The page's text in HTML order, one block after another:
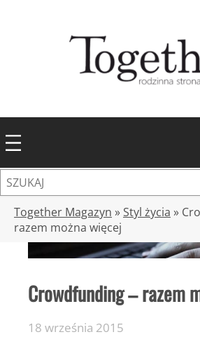
z
Together Magazyn » Styl życia »
razem można więcej
Crowdfunding – razem
18 września 2015